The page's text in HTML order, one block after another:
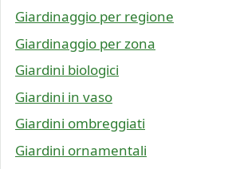
Giardinaggio per regione
Giardinaggio per zona
Giardini biologici
Giardini in vaso
Giardini ombreggiati
Giardini ornamentali